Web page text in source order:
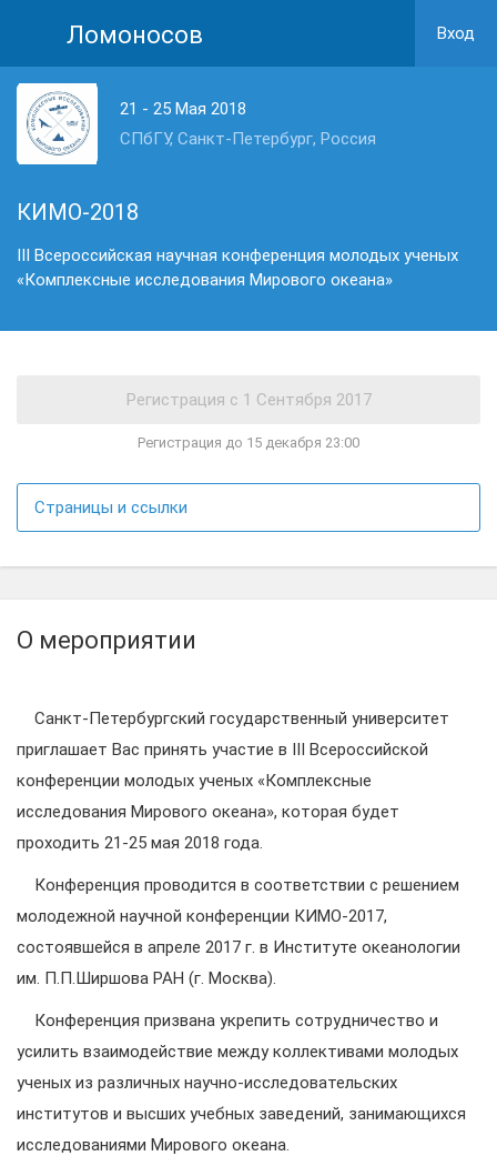
Ломоносов Вход
21 - 25 Мая 2018
СПбГУ, Санкт-Петербург, Россия
КИМО-2018
III Всероссийская научная конференция молодых ученых
«Комплексные исследования Мирового океана»
Регистрация до 15 декабря 23:00
Страницы и ссылки
О мероприятии
Санкт-Петербургский государственный университет
приглашает Вас принять участие в III Всероссийской
конференции молодых ученых «Комплексные
исследования Мирового океана», которая будет
проходить 21-25 мая 2018 года.
Конференция проводится в соответствии с решением
молодежной научной конференции КИМО-2017,
состоявшейся в апреле 2017 г. в Институте океанологии
им. П.П.Ширшова РАН (г. Москва).
Конференция призвана укрепить сотрудничество и
усилить взаимодействие между коллективами молодых
ученых из различных научно-исследовательских
институтов и высших учебных заведений, занимающихся
исследованиями Мирового океана.